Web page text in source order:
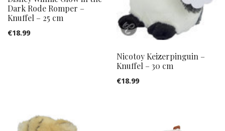
Dark Rode Romper –
Knuffel – 25 cm
€18.99
Nicotoy Keizerpinguin –
Knuffel – 30 cm
€18.99